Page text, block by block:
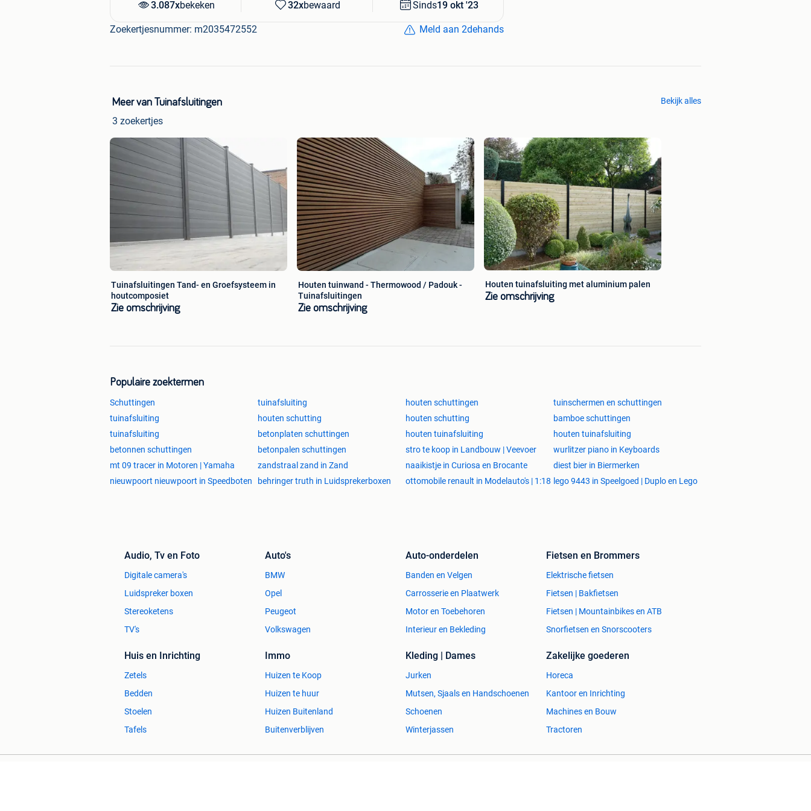
schutting - Houten tuinschermen - Houten tuinafsluitingen
3.087xbekeken 32xbewaard Sinds19 okt '23
Zoekertjesnummer: m2035472552 Meld aan 2dehands
Meer van Tuinafsluitingen
3 zoekertjes
Bekijk alles
Tuinafsluitingen Tand- en Groefsysteem in
houtcomposiet
Zie omschrijving
Houten tuinwand - Thermowood / Padouk -
Tuinafsluitingen
Zie omschrijving
Houten tuinafsluiting met aluminium palen
Zie omschrijving
Populaire zoektermen
Schuttingen tuinafsluiting houten schuttingen
tuinschermen en schuttingen
tuinafsluiting
houten schutting houten schutting
bamboe schuttingen
tuinafsluiting
betonplaten schuttingen houten tuinafsluiting
houten tuinafsluiting
betonnen schuttingen
betonpalen schuttingen stro te koop in Landbouw | Veevoer
wurlitzer piano in Keyboards
mt 09 tracer in Motoren | Yamaha
zandstraal zand in Zand naaikistje in Curiosa en Brocante
diest bier in Biermerken
nieuwpoort nieuwpoort in Speedboten
behringer truth in Luidsprekerboxen ottomobile renault in Modelauto's | 1:18 lego 9443 in Speelgoed | Duplo en Lego
Audio, Tv en Foto
Digitale camera's
Luidspreker boxen
Stereoketens
TV's
Auto's
BMW
Opel
Peugeot
Volkswagen
Auto-onderdelen
Banden en Velgen
Carrosserie en Plaatwerk
Motor en Toebehoren
Interieur en Bekleding
Fietsen en Brommers
Elektrische fietsen
Fietsen | Bakfietsen
Fietsen | Mountainbikes en ATB
Snorfietsen en Snorscooters
Huis en Inrichting
Zetels
Bedden
Stoelen
Tafels
Immo
Huizen te Koop
Huizen te huur
Huizen Buitenland
Buitenverblijven
Kleding | Dames
Jurken
Mutsen, Sjaals en Handschoenen
Schoenen
Winterjassen
Zakelijke goederen
Horeca
Kantoor en Inrichting
Machines en Bouw
Tractoren